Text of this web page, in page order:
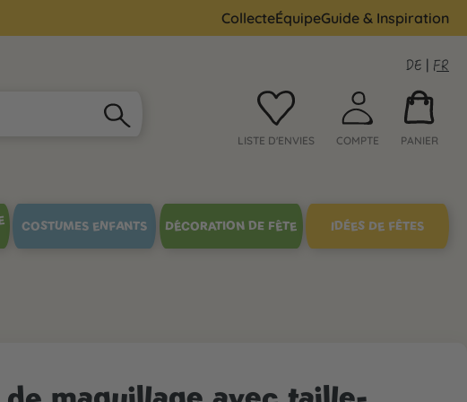
CollecteÉquipeGuide & Inspiration
DE | FR
LISTE D'ENVIES COMPTE PANIER
COSTUMES ENFANTS DÉCORATION DE FÊTE IDÉES DE FÊTES